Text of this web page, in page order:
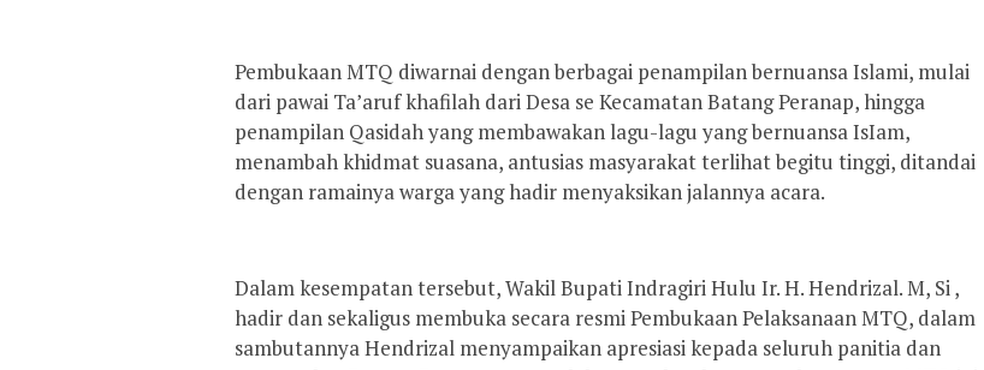
Pembukaan MTQ diwarnai dengan berbagai penampilan bernuansa Islami, mulai
dari pawai Ta’aruf khafilah dari Desa se Kecamatan Batang Peranap, hingga
penampilan Qasidah yang membawakan lagu-lagu yang bernuansa IsIam,
menambah khidmat suasana, antusias masyarakat terlihat begitu tinggi, ditandai
dengan ramainya warga yang hadir menyaksikan jalannya acara.
Dalam kesempatan tersebut, Wakil Bupati Indragiri Hulu Ir. H. Hendrizal. M, Si ,
hadir dan sekaligus membuka secara resmi Pembukaan Pelaksanaan MTQ, dalam
sambutannya Hendrizal menyampaikan apresiasi kepada seluruh panitia dan